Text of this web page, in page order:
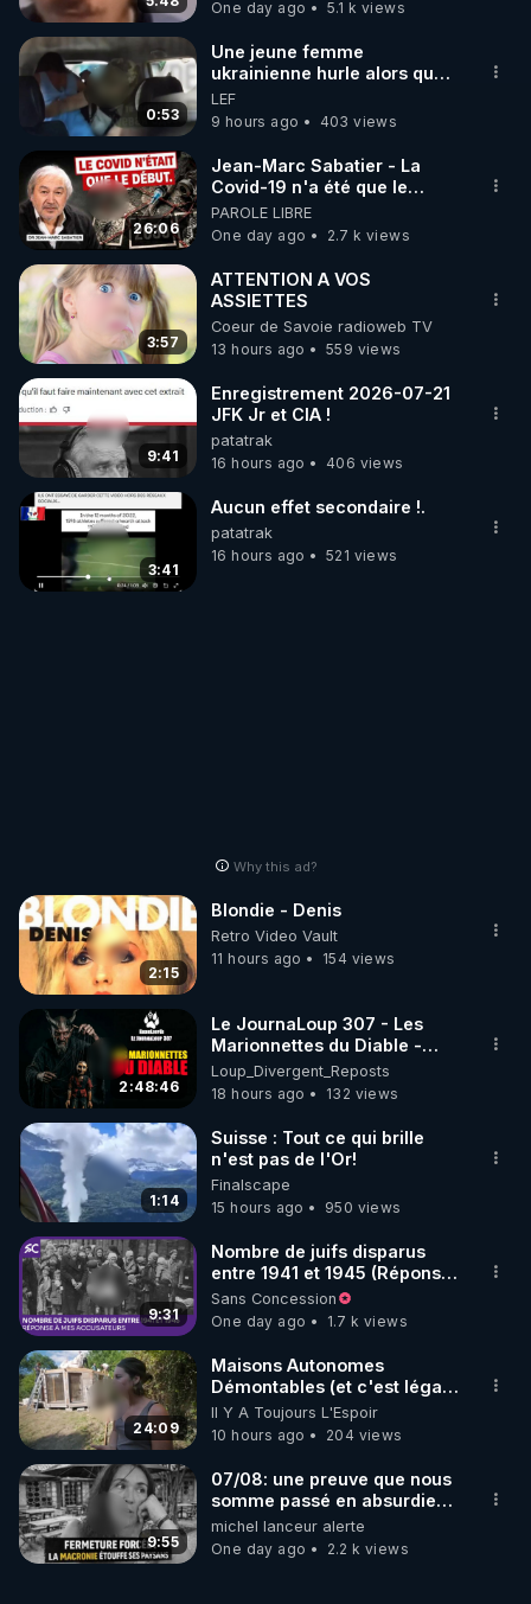
code : REGENERE10
▶ 30 jours gratuit sur l’application de méditation et
de bien-être ENVOL :
Rendez-vous sur https://www.envol.app/code
le code : REGENERE
du projet : linktr.ee/nionip
One day ago 5.1 k views
0:53
Une jeune femme
ukrainienne hurle alors que
son ptit ami est brutalement
enlevé par milice Zelensky
LEF
9 hours ago
403 views
26:06
Jean-Marc Sabatier - La
Covid-19 n'a été que le
début - L'ARNm & l'ARNm-aa
jusqu où auront-t-il ?
PAROLE LIBRE
One day ago
2.7 k views
3:57
ATTENTION A VOS
ASSIETTES
Coeur de Savoie radioweb TV
13 hours ago
559 views
9:41
Enregistrement 2026-07-21
JFK Jr et CIA !
patatrak
16 hours ago
406 views
3:41
Aucun effet secondaire !.
patatrak
16 hours ago
521 views
Why this ad?
2:15
Blondie - Denis
Retro Video Vault
11 hours ago
154 views
2:48:46
Le JournaLoup 307 - Les
Marionnettes du Diable -
Loup Divergent 2026.08.07
Loup_Divergent_Reposts
18 hours ago
132 views
1:14
Suisse : Tout ce qui brille
n'est pas de l'Or!
Finalscape
15 hours ago
950 views
9:31
Nombre de juifs disparus
entre 1941 et 1945 (Réponse
à mes accusateurs)
Sans Concession
One day ago
1.7 k views
24:09
Maisons Autonomes
Démontables (et c'est légal).
Visite éco village en
Bretagne
Il Y A Toujours L'Espoir
10 hours ago
204 views
9:55
07/08: une preuve que nous
somme passé en absurdie
une dictature qui veut faire
taire ses opposant !
michel lanceur alerte
One day ago
2.2 k views